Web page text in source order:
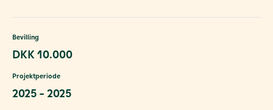
Bevilling
DKK 10.000
Projektperiode
2025 - 2025